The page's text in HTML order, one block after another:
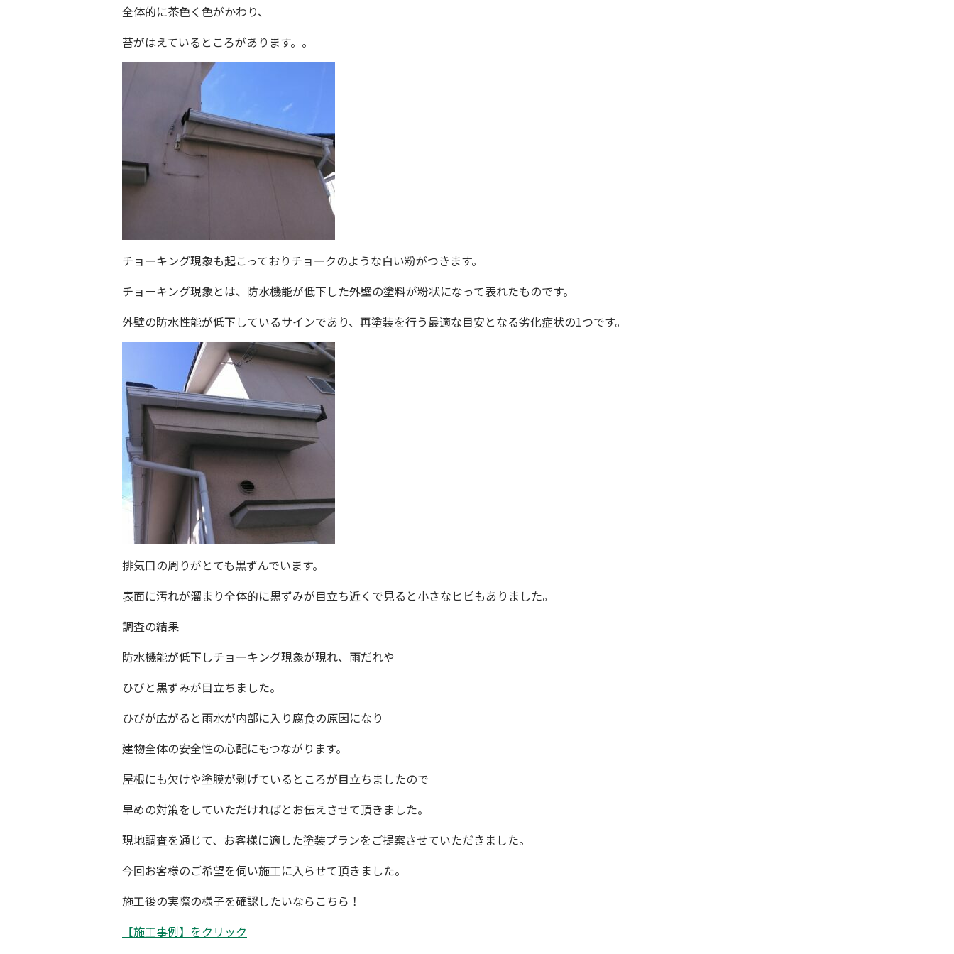
全体的に茶色く色がかわり、
苔がはえているところがあります。。
チョーキング現象も起こっておりチョークのような白い粉がつきます。
チョーキング現象とは、防水機能が低下した外壁の塗料が粉状になって表れたものです。
外壁の防水性能が低下しているサインであり、再塗装を行う最適な目安となる劣化症状の1つです。
排気口の周りがとても黒ずんでいます。
表面に汚れが溜まり全体的に黒ずみが目立ち近くで見ると小さなヒビもありました。
調査の結果
防水機能が低下しチョーキング現象が現れ、雨だれや
ひびと黒ずみが目立ちました。
ひびが広がると雨水が内部に入り腐食の原因になり
建物全体の安全性の心配にもつながります。
屋根にも欠けや塗膜が剥げているところが目立ちましたので
早めの対策をしていただければとお伝えさせて頂きました。
現地調査を通じて、お客様に適した塗装プランをご提案させていただきました。
今回お客様のご希望を伺い施工に入らせて頂きました。
施工後の実際の様子を確認したいならこちら！
【施工事例】をクリック